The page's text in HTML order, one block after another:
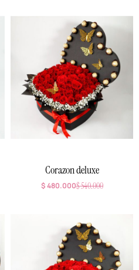
Corazon deluxe
$540.000
$480.000